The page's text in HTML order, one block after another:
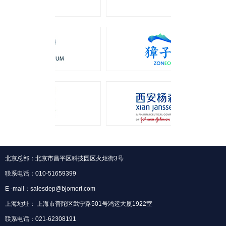
北京总部：北京市昌平区科技园区火炬街3号
联系电话：010-51659399
E -mall：salesdep@bjomori.com
上海地址： 上海市普陀区武宁路501号鸿运大厦1922室
联系电话：021-62308191